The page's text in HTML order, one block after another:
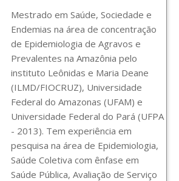
Mestrado em Saúde, Sociedade e
Endemias na área de concentração
de Epidemiologia de Agravos e
Prevalentes na Amazônia pelo
instituto Leônidas e Maria Deane
(ILMD/FIOCRUZ), Universidade
Federal do Amazonas (UFAM) e
Universidade Federal do Pará (UFPA
- 2013). Tem experiência em
pesquisa na área de Epidemiologia,
Saúde Coletiva com ênfase em
Saúde Pública, Avaliação de Serviço